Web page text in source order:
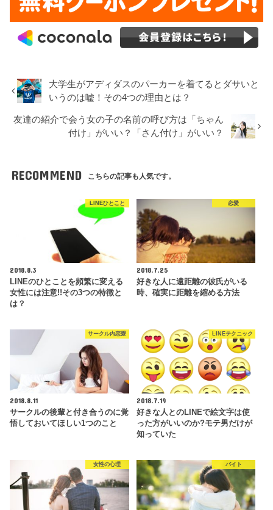
大学生がアディダスのパーカーを着てるとダサいと
いうのは嘘！その4つの理由とは？
友達の紹介で会う女の子の名前の呼び方は「ちゃん
付け」がいい？「さん付け」がいい？
RECOMMEND こちらの記事も人気です。
LINEひとこと
2018.8.3
LINEのひとことを頻繁に変える
女性には注意!!その3つの特徴と
は？
恋愛
2018.7.25
好きな人に遠距離の彼氏がいる
時、確実に距離を縮める方法
サークル内恋愛
2018.8.11
サークルの後輩と付き合うのに覚
悟しておいてほしい1つのこと
LINEテクニック
2018.7.19
好きな人とのLINEで絵文字は使
った方がいいのか?モテ男だけが
知っていた
女性の心理 バイト